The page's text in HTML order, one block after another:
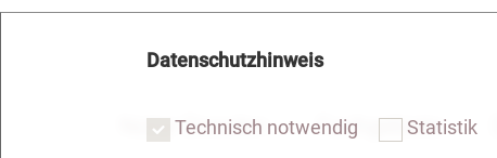
Notar Dresden Fachgebiete
Datenschutzhinweis
Technisch notwendig Statistik